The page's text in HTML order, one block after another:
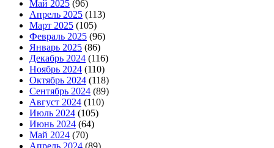
Май 2025 (96)
Апрель 2025 (113)
Март 2025 (105)
Февраль 2025 (96)
Январь 2025 (86)
Декабрь 2024 (116)
Ноябрь 2024 (110)
Октябрь 2024 (118)
Сентябрь 2024 (89)
Август 2024 (110)
Июль 2024 (105)
Июнь 2024 (64)
Май 2024 (70)